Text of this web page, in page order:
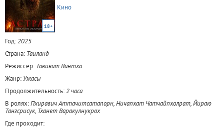
18+
Кино
Год:2025
Страна: Таиланд
Режиссер: Тавиват Вантха
Жанр: Ужасы
Продолжительность:2 часа
В ролях:Пхиравич Аттачитсатапорн, Ничапхат Чатчайпхолрат, Йираю
Тангсрисук, Тханет Варакулнукрох
Где проходит: